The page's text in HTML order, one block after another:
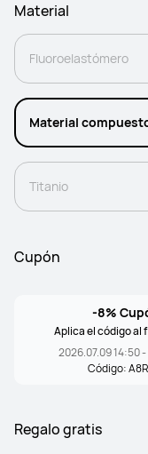
Material
Fluoroelastómero
Material
Titanio
Cupón
-8%
Aplica el código al
2026.07.09 14:50
Código:
Regalo gratis